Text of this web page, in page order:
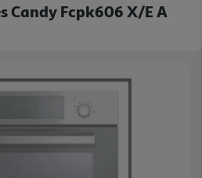
Candy Fcpk606 X/e A